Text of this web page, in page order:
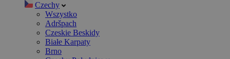
Czechy
Wszystko
Adršpach
Czeskie Beskidy
Białe Karpaty
Brno